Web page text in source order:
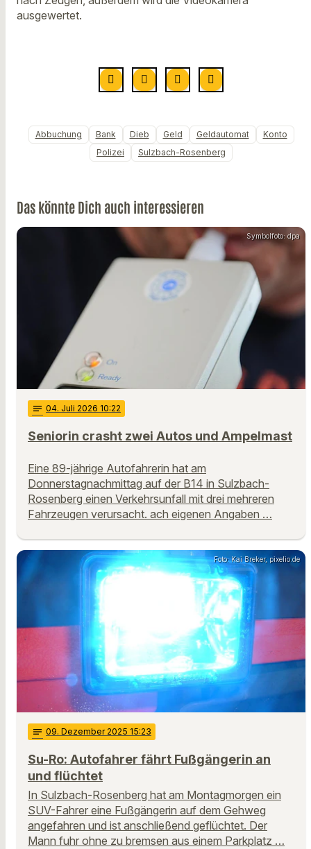
ausgewertet.
Abbuchung Bank Dieb Geld Geldautomat
Konto
Polizei
Sulzbach-Rosenberg
Das könnte Dich auch interessieren
Symbolfoto: dpa
notes 04. Juli 2026 10:22
Seniorin crasht zwei Autos und Ampelmast
Eine 89-jährige Autofahrerin hat am
Donnerstagnachmittag auf der B14 in Sulzbach-
Rosenberg einen Verkehrsunfall mit drei mehreren
Fahrzeugen verursacht. ach eigenen Angaben …
Foto: Kai Breker, pixelio.de
notes 09. Dezember 2025 15:23
Su-Ro: Autofahrer fährt Fußgängerin an
und flüchtet
In Sulzbach-Rosenberg hat am Montagmorgen ein
SUV-Fahrer eine Fußgängerin auf dem Gehweg
angefahren und ist anschließend geflüchtet. Der
Mann fuhr ohne zu bremsen aus einem Parkplatz …